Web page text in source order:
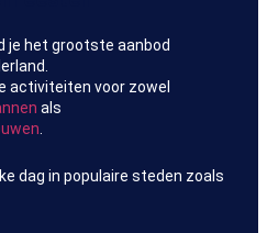
je het grootste aanbod
activiteiten voor zowel
als
dag in populaire steden zoals